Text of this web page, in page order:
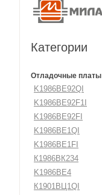
Категории
Отладочные платы
K1986BE92QI
K1986BE92F1I
K1986BE92FI
K1986BE1QI
K1986BE1FI
К1986ВК234
K1986BE4
К1901ВЦ1QI